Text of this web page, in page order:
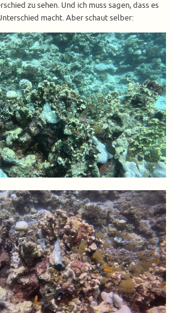
zu sehen. Und ich muss sagen, dass es
macht. Aber schaut selber: